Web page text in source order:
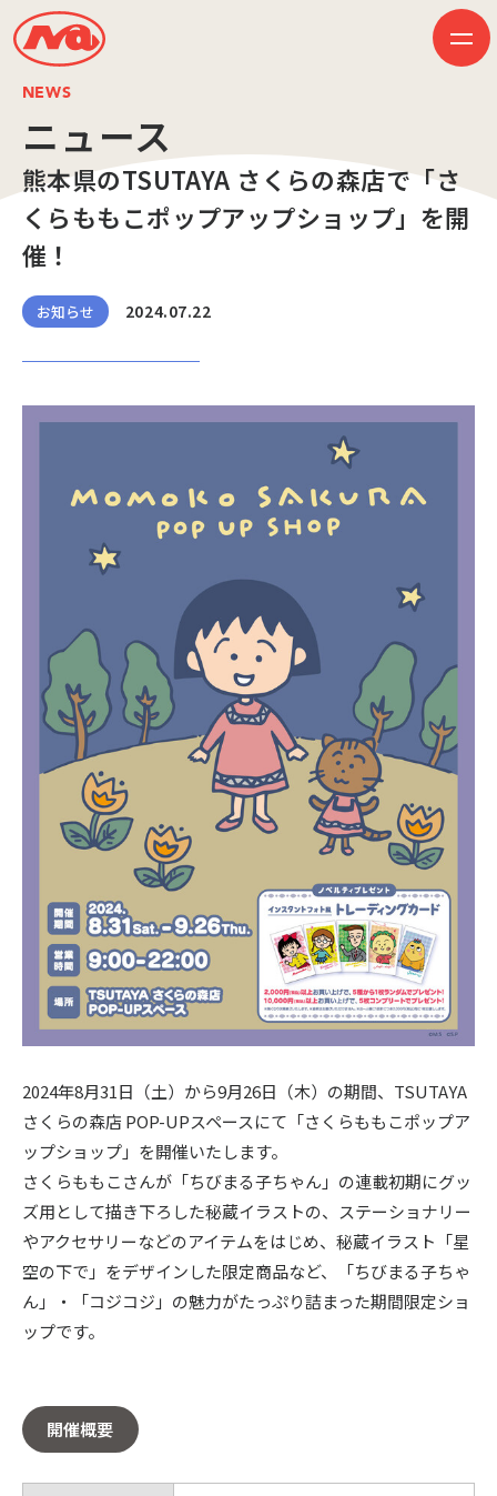
〒104-0061
東京都中央区銀座7丁目13番20号 銀座THビル5F
HOME
ニュース
ビジネス
作品紹介
会社案内
音楽配信
採用情報
お問い合わせ
NEWS
ニュース
熊本県のTSUTAYA さくらの森店で「さ
くらももこポップアップショップ」を開
催！
お知らせ 2024.07.22
2024年8月31日（土）から9月26日（木）の期間、TSUTAYA
さくらの森店 POP-UPスペースにて「さくらももこポップア
ップショップ」を開催いたします。
さくらももこさんが「ちびまる子ちゃん」の連載初期にグッ
ズ用として描き下ろした秘蔵イラストの、ステーショナリー
やアクセサリーなどのアイテムをはじめ、秘蔵イラスト「星
空の下で」をデザインした限定商品など、「ちびまる子ちゃ
ん」・「コジコジ」の魅力がたっぷり詰まった期間限定ショ
ップです。
開催概要